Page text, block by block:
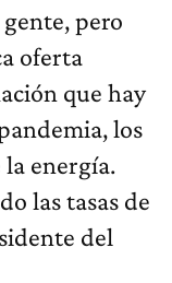
pero
oferta
que hay
los
energía.
las tasas de
del